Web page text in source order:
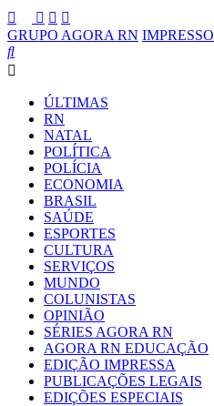
GRUPO AGORA RN IMPRESSO
ÚLTIMAS
RN
NATAL
POLÍTICA
POLÍCIA
ECONOMIA
BRASIL
SAÚDE
ESPORTES
CULTURA
SERVIÇOS
MUNDO
COLUNISTAS
OPINIÃO
SÉRIES AGORA RN
AGORA RN EDUCAÇÃO
EDIÇÃO IMPRESSA
PUBLICAÇÕES LEGAIS
EDIÇÕES ESPECIAIS